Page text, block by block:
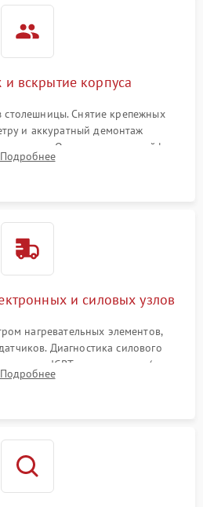
вскрытие корпуса
столешницы. Снятие крепежных
и аккуратный демонтаж
Отсоединение шлейфов
к силовым платам, катушкам
Подробнее
и силовых узлов
нагревательных элементов,
Диагностика силового
и IGBT-транзисторов (для
и газ-контроля (для газовых
Подробнее